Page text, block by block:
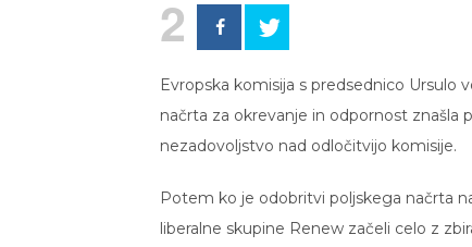
2
Evropska komisija s predsednico Ursulo
načrta za okrevanje in odpornost znašla
nezadovoljstvo nad odločitvijo komisije.
Potem ko je odobritvi poljskega načrta
liberalne skupine Renew začeli celo z